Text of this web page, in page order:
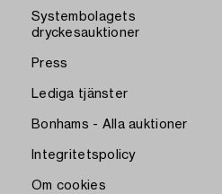
Systembolagets
dryckesauktioner
Press
Lediga tjänster
Bonhams - Alla auktioner
Integritetspolicy
Om cookies